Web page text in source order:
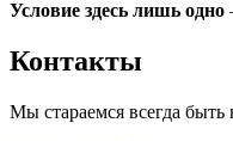
Условие здесь лишь одно
Контакты
Мы стараемся всегда